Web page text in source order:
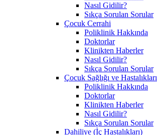
Nasıl Gidilir?
Sıkça Sorulan Sorular
Çocuk Cerrahi
Poliklinik Hakkında
Doktorlar
Klinikten Haberler
Nasıl Gidilir?
Sıkça Sorulan Sorular
Çocuk Sağlığı ve Hastalıkları
Poliklinik Hakkında
Doktorlar
Klinikten Haberler
Nasıl Gidilir?
Sıkça Sorulan Sorular
Dahiliye (İç Hastalıkları)